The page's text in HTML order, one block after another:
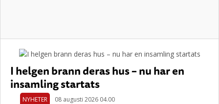
I helgen brann deras hus – nu har en
insamling startats
NYHETER 08 augusti 2026 04.00